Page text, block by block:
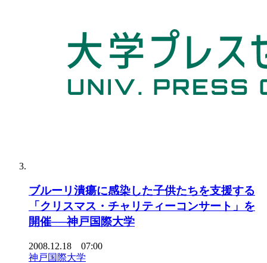
ブルーリ潰瘍に感染した子供たちを支援する
「クリスマス・チャリティーコンサート」を
開催──神戸国際大学
2008.12.18 07:00
神戸国際大学